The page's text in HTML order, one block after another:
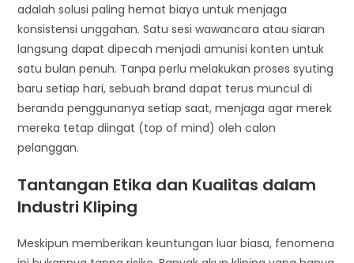
adalah solusi paling hemat biaya untuk menjaga
konsistensi unggahan. Satu sesi wawancara atau siaran
langsung dapat dipecah menjadi amunisi konten untuk
satu bulan penuh. Tanpa perlu melakukan proses syuting
baru setiap hari, sebuah brand dapat terus muncul di
beranda penggunanya setiap saat, menjaga agar merek
mereka tetap diingat (top of mind) oleh calon
pelanggan.
Tantangan Etika dan Kualitas dalam
Industri Kliping
Meskipun memberikan keuntungan luar biasa, fenomena